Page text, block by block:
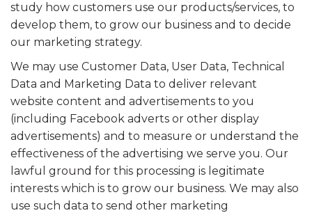
study how customers use our products/services, to
develop them, to grow our business and to decide
our marketing strategy.
We may use Customer Data, User Data, Technical
Data and Marketing Data to deliver relevant
website content and advertisements to you
(including Facebook adverts or other display
advertisements) and to measure or understand the
effectiveness of the advertising we serve you. Our
lawful ground for this processing is legitimate
interests which is to grow our business. We may also
use such data to send other marketing